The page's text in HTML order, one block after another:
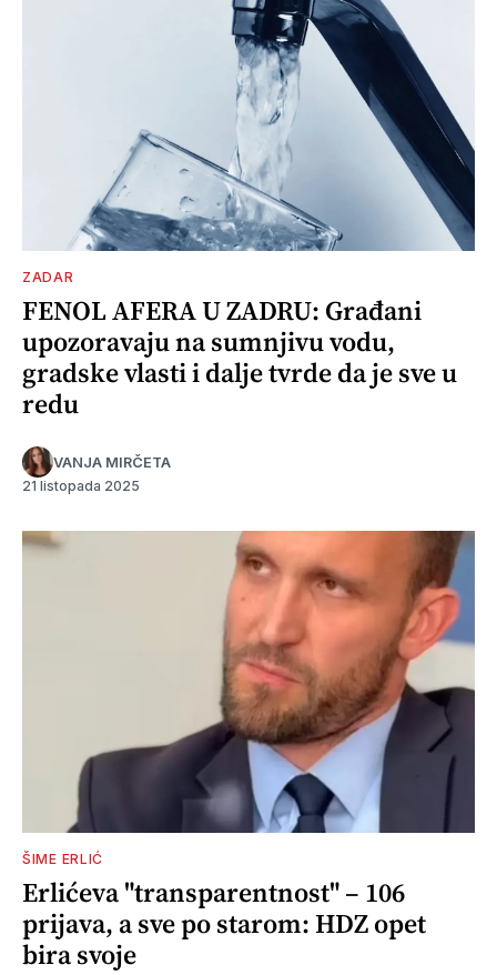
ZADAR
FENOL AFERA U ZADRU: Građani
upozoravaju na sumnjivu vodu,
gradske vlasti i dalje tvrde da je sve u
redu
VANJA MIRČETA
21 listopada 2025
ŠIME ERLIĆ
Erlićeva "transparentnost" – 106
prijava, a sve po starom: HDZ opet
bira svoje